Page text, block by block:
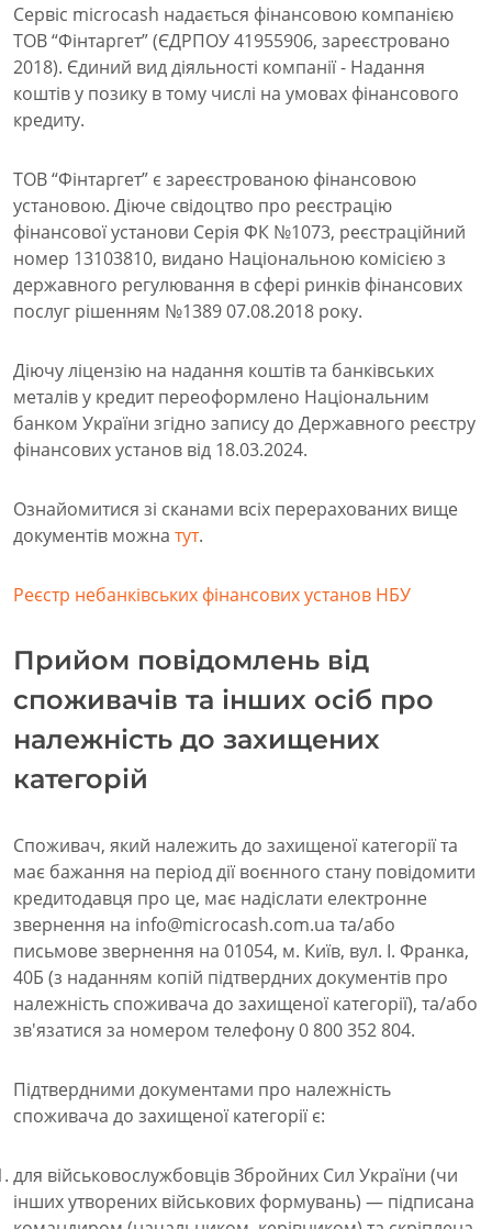
Сервіс microcash надається фінансовою компанією
ТОВ “Фінтаргет” (ЄДРПОУ 41955906, зареєстровано
2018). Єдиний вид діяльності компанії - Надання
коштів у позику в тому числі на умовах фінансового
кредиту.
ТОВ “Фінтаргет” є зареєстрованою фінансовою
установою. Діюче свідоцтво про реєстрацію
фінансової установи Серія ФК №1073, реєстраційний
номер 13103810, видано Національною комісією з
державного регулювання в сфері ринків фінансових
послуг рішенням №1389 07.08.2018 року.
Діючу ліцензію на надання коштів та банківських
металів у кредит переоформлено Національним
банком України згідно запису до Державного реєстру
фінансових установ від 18.03.2024.
Ознайомитися зі сканами всіх перерахованих вище
документів можна тут.
Реєстр небанківських фінансових установ НБУ
Прийом повідомлень від
споживачів та інших осіб про
належність до захищених
категорій
Споживач, який належить до захищеної категорії та
має бажання на період дії воєнного стану повідомити
кредитодавця про це, має надіслати електронне
звернення на info@microcash.com.ua та/або
письмове звернення на 01054, м. Київ, вул. І. Франка,
40Б (з наданням копій підтвердних документів про
належність споживача до захищеної категорії), та/або
зв'язатися за номером телефону 0 800 352 804.
Підтвердними документами про належність
споживача до захищеної категорії є:
для військовослужбовців Збройних Сил України (чи
інших утворених військових формувань) — підписана